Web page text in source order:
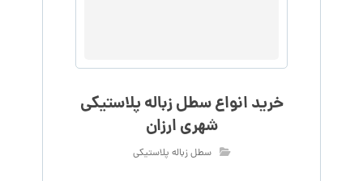
خرید انواع سطل زباله پلاستیکی
شهری ارزان
سطل زباله پلاستیکی